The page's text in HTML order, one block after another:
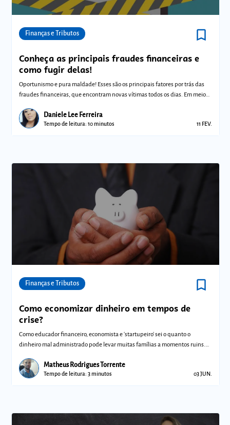
Finanças e Tributos bookmark_border
Conheça as principais fraudes financeiras e
como fugir delas!
Oportunismo e pura maldade! Esses são os principais fatores por trás das
fraudes financeiras, que encontram novas vítimas todos os dias. Em meio
Daniele Lee Ferreira
Tempo de leitura: 10 minutos 11 FEV.
Finanças e Tributos bookmark_border
Como economizar dinheiro em tempos de
crise?
Como educador financeiro, economista e 'startupeiro' sei o quanto o
dinheiro mal administrado pode levar muitas famílias a momentos ruins.
Matheus Rodrigues Torrente
Tempo de leitura: 3 minutos 03 JUN.